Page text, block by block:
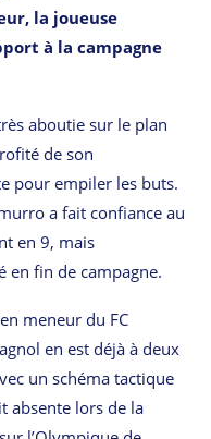
la joueuse
à la campagne
aboutie sur le plan
de son
pour empiler les buts.
a fait confiance au
en 9, mais
en fin de campagne.
meneur du FC
en est déjà à deux
un schéma tactique
absente lors de la